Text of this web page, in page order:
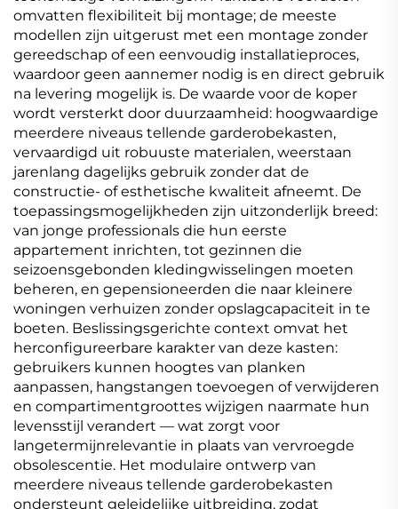
omvatten flexibiliteit bij montage; de meeste
modellen zijn uitgerust met een montage zonder
gereedschap of een eenvoudig installatieproces,
waardoor geen aannemer nodig is en direct gebruik
na levering mogelijk is. De waarde voor de koper
wordt versterkt door duurzaamheid: hoogwaardige
meerdere niveaus tellende garderobekasten,
vervaardigd uit robuuste materialen, weerstaan
jarenlang dagelijks gebruik zonder dat de
constructie- of esthetische kwaliteit afneemt. De
toepassingsmogelijkheden zijn uitzonderlijk breed:
van jonge professionals die hun eerste
appartement inrichten, tot gezinnen die
seizoensgebonden kledingwisselingen moeten
beheren, en gepensioneerden die naar kleinere
woningen verhuizen zonder opslagcapaciteit in te
boeten. Beslissingsgerichte context omvat het
herconfigureerbare karakter van deze kasten:
gebruikers kunnen hoogtes van planken
aanpassen, hangstangen toevoegen of verwijderen
en compartimentgroottes wijzigen naarmate hun
levensstijl verandert — wat zorgt voor
langetermijnrelevantie in plaats van vervroegde
obsolescentie. Het modulaire ontwerp van
meerdere niveaus tellende garderobekasten
ondersteunt geleidelijke uitbreiding, zodat